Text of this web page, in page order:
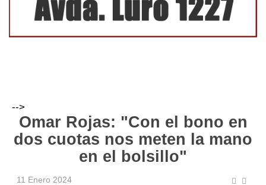
-->
Omar Rojas: "Con el bono en
dos cuotas nos meten la mano
en el bolsillo"
11 Enero 2024